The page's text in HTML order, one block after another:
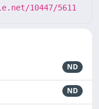
10447/5611
ND
ND